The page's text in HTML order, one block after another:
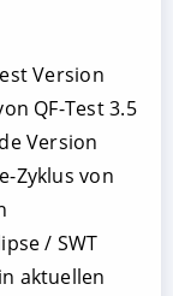
Version
QF-Test 3.5
Version
Zyklus von
/ SWT
aktuellen